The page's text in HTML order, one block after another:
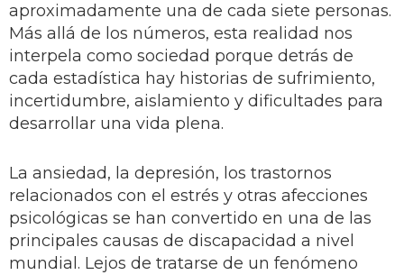
aproximadamente una de cada siete personas.
Más allá de los números, esta realidad nos
interpela como sociedad porque detrás de
cada estadística hay historias de sufrimiento,
incertidumbre, aislamiento y dificultades para
desarrollar una vida plena.
La ansiedad, la depresión, los trastornos
relacionados con el estrés y otras afecciones
psicológicas se han convertido en una de las
principales causas de discapacidad a nivel
mundial. Lejos de tratarse de un fenómeno